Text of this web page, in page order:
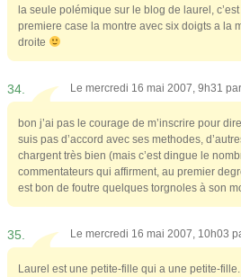
la seule polémique sur le blog de laurel,
premiere case la montre avec six doigts a la
droite
34. Le mercredi 16 mai 2007, 9h31 par
bon j’ai pas le courage de m’inscrire pour
suis pas d’accord avec ses methodes,
chargent très bien (mais c’est dingue le
commentateurs qui affirment, au premier
est bon de foutre quelques torgnoles à son
35. Le mercredi 16 mai 2007, 10h03
Laurel est une petite-fille qui a une petite-